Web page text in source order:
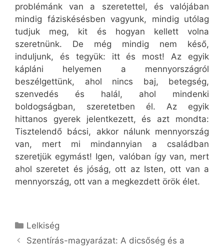
problémánk van a szeretettel, és valójában
mindig fáziskésésben vagyunk, mindig utólag
tudjuk meg, kit és hogyan kellett volna
szeretnünk. De még mindig nem késő,
induljunk, és tegyük: itt és most! Az egyik
kápláni helyemen a mennyországról
beszélgettünk, ahol nincs baj, betegség,
szenvedés és halál, ahol mindenki
boldogságban, szeretetben él. Az egyik
hittanos gyerek jelentkezett, és azt mondta:
Tisztelendő bácsi, akkor nálunk mennyország
van, mert mi mindannyian a családban
szeretjük egymást! Igen, valóban így van, mert
ahol szeretet és jóság, ott az Isten, ott van a
mennyország, ott van a megkezdett örök élet.
Kategória
Lelkiség
Szentírás-magyarázat: A dicsőség és a